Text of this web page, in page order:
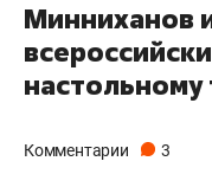
Минниханов
настольному
Комментарии 3